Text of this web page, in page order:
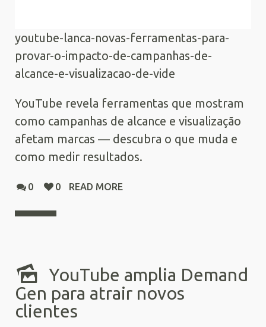
youtube-lanca-novas-ferramentas-para-
provar-o-impacto-de-campanhas-de-
alcance-e-visualizacao-de-vide
YouTube revela ferramentas que mostram
como campanhas de alcance e visualização
afetam marcas — descubra o que muda e
como medir resultados.
0 0 READ MORE
YouTube amplia Demand
Gen para atrair novos
clientes